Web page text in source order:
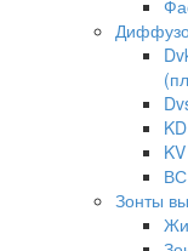
Зонты